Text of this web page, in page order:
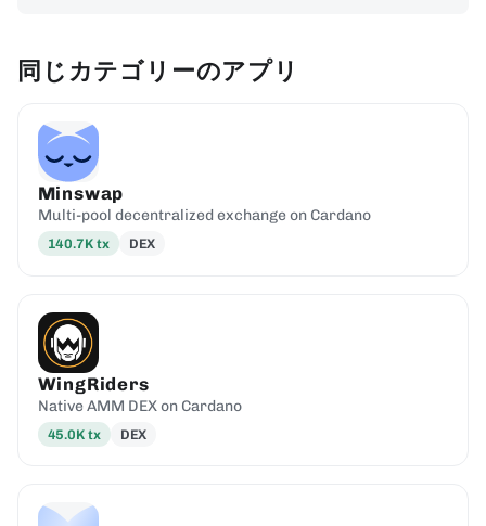
同じカテゴリーのアプリ
Minswap
Multi-pool decentralized exchange on Cardano
140.7K tx DEX
WingRiders
Native AMM DEX on Cardano
45.0K tx DEX